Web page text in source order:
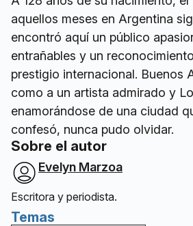
aquellos meses en Argentina
encontró aquí un público
entrañables y un
prestigio internacional. Buenos
como a un artista admirado y
enamorándose de una ciudad
confesó, nunca pudo olvidar.
Sobre el autor
Evelyn Marzoa
Escritora y periodista.
Temas